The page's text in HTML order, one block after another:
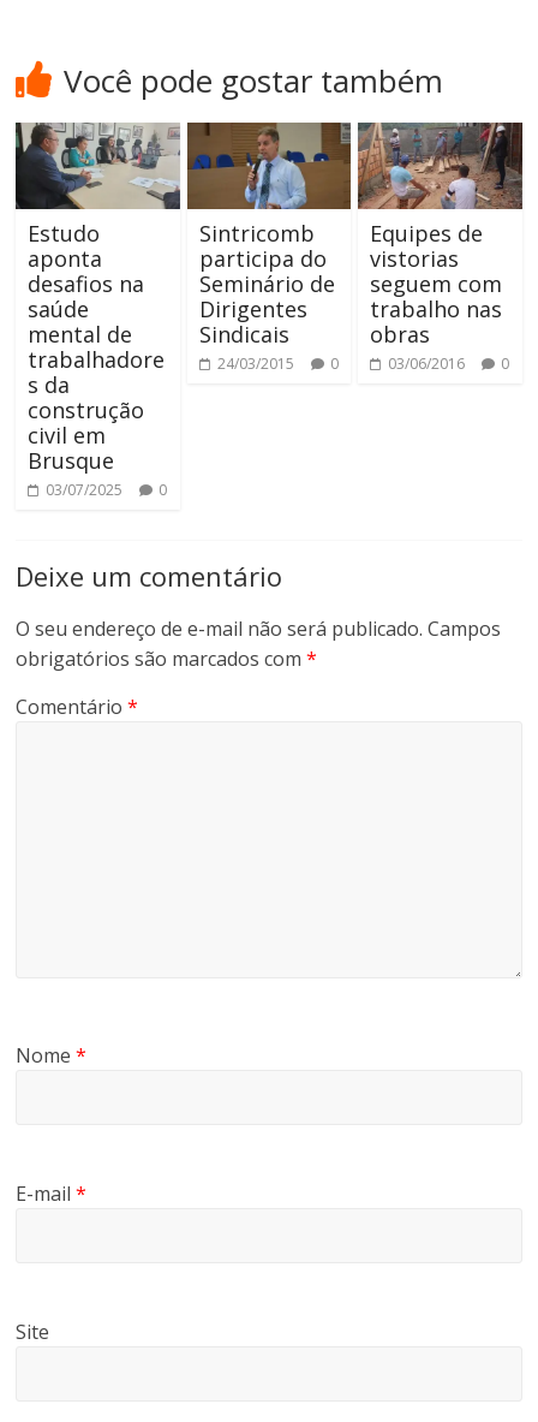
Você pode gostar também
Estudo
aponta
desafios na
saúde
mental de
trabalhadore
s da
construção
civil em
Brusque
03/07/2025 0
Sintricomb
participa do
Seminário de
Dirigentes
Sindicais
24/03/2015 0
Equipes de
vistorias
seguem com
trabalho nas
obras
03/06/2016 0
Deixe um comentário
O seu endereço de e-mail não será publicado. Campos
obrigatórios são marcados com*
Comentário*
Nome*
E-mail*
Site